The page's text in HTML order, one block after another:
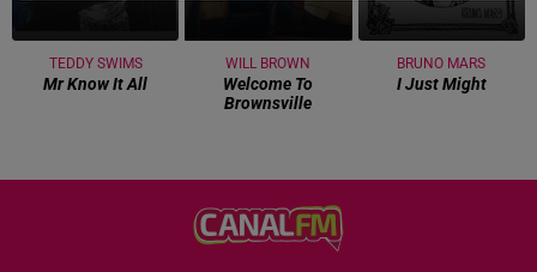
TEDDY SWIMS
Mr Know It All
WILL BROWN
Welcome To
Brownsville
BRUNO MARS
I Just Might